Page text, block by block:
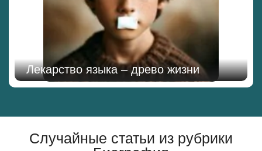
Лекарство языка – древо жизни
Случайные статьи из рубрики